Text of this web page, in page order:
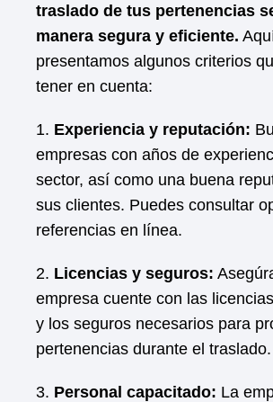
traslado de tus pertenencias
manera segura y eficiente.
presentamos algunos criterios
tener en cuenta:
1. Experiencia y reputación:
empresas con años de
sector, así como una buena
sus clientes. Puedes consultar
referencias en línea.
2. Licencias y seguros:
empresa cuente con las
y los seguros necesarios para
pertenencias durante el traslado.
3. Personal capacitado: La